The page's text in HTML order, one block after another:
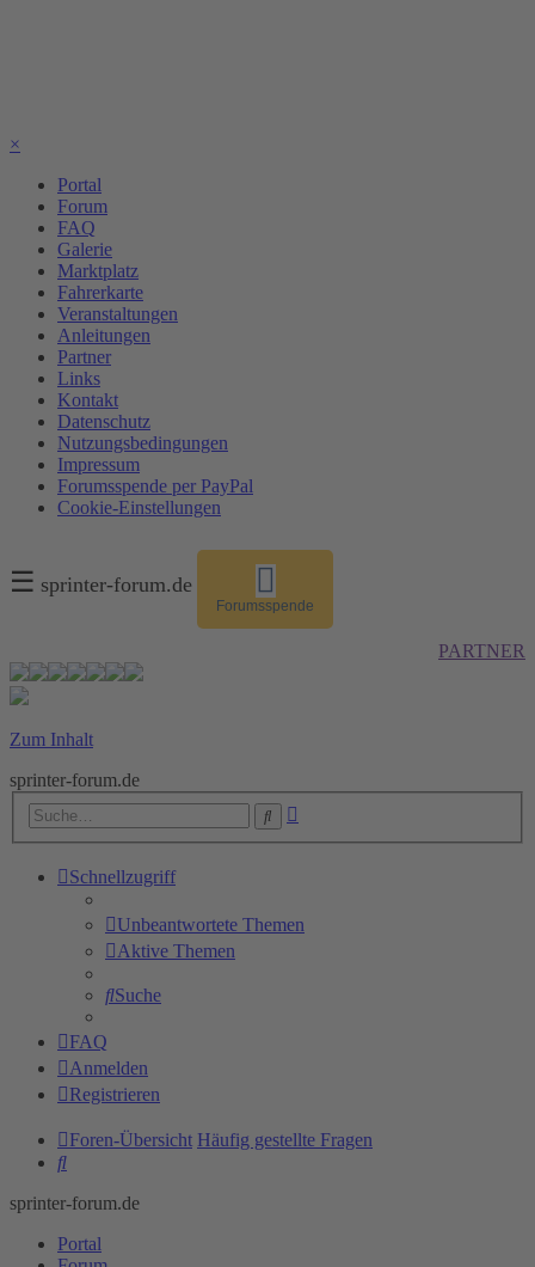
×
Portal
Forum
FAQ
Galerie
Marktplatz
Fahrerkarte
Veranstaltungen
Anleitungen
Partner
Links
Kontakt
Datenschutz
Nutzungsbedingungen
Impressum
Forumsspende per PayPal
Cookie-Einstellungen
☰ sprinter-forum.de
Forumsspende
PARTNER
Zum Inhalt
sprinter-forum.de
Suche
Schnellzugriff
Unbeantwortete Themen
Aktive Themen
Suche
FAQ
Anmelden
Registrieren
Foren-Übersicht Häufig gestellte Fragen
Suche
sprinter-forum.de
Portal